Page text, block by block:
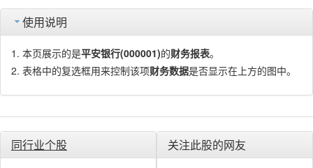
使用说明
本页展示的是平安银行(000001)的财务报表。
表格中的复选框用来控制该项财务数据是否显示在上方的图中。
同行业个股 关注此股的网友